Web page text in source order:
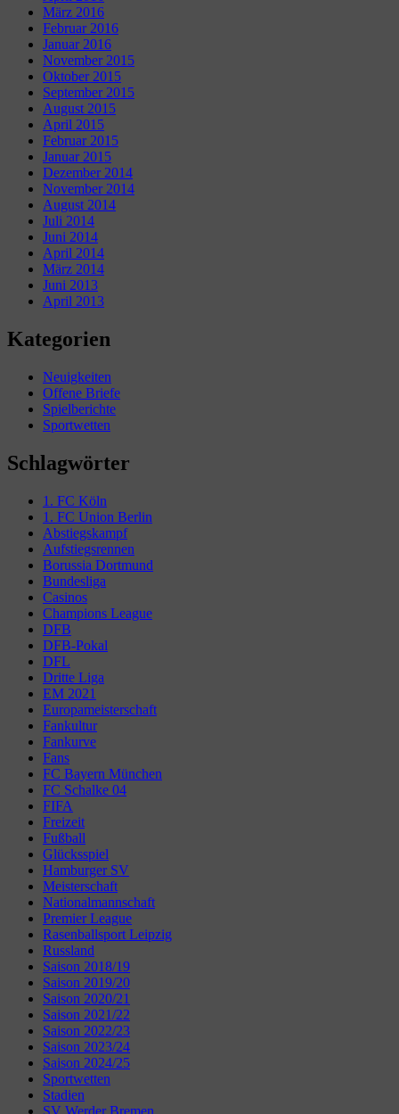
März 2016
Februar 2016
Januar 2016
November 2015
Oktober 2015
September 2015
August 2015
April 2015
Februar 2015
Januar 2015
Dezember 2014
November 2014
August 2014
Juli 2014
Juni 2014
April 2014
März 2014
Juni 2013
April 2013
Kategorien
Neuigkeiten
Offene Briefe
Spielberichte
Sportwetten
Schlagwörter
1. FC Köln
1. FC Union Berlin
Abstiegskampf
Aufstiegsrennen
Borussia Dortmund
Bundesliga
Casinos
Champions League
DFB
DFB-Pokal
DFL
Dritte Liga
EM 2021
Europameisterschaft
Fankultur
Fankurve
Fans
FC Bayern München
FC Schalke 04
FIFA
Freizeit
Fußball
Glücksspiel
Hamburger SV
Meisterschaft
Nationalmannschaft
Premier League
Rasenballsport Leipzig
Russland
Saison 2018/19
Saison 2019/20
Saison 2020/21
Saison 2021/22
Saison 2022/23
Saison 2023/24
Saison 2024/25
Sportwetten
Stadien
SV Werder Bremen